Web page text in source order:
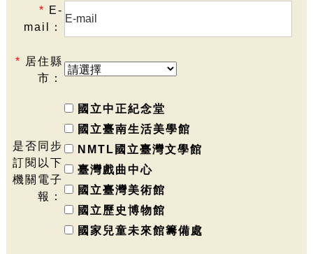
* E-
mail：
* 居住縣
市：
是否同步
訂閱以下
機關電子
報：
國立中正紀念堂
國立臺南生活美學館
NMTL國立臺灣文學館
臺灣戲曲中心
國立臺灣美術館
國立歷史博物館
國家兒童未來館籌備處